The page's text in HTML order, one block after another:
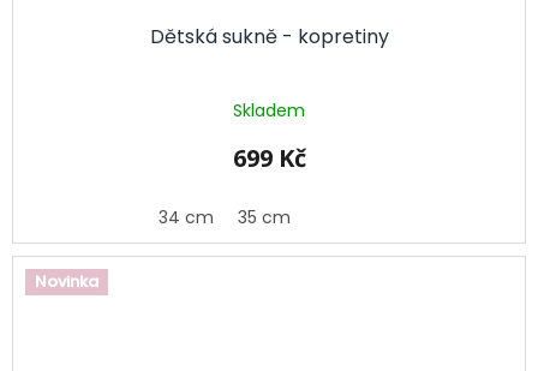
Dětská sukně - kopretiny
Skladem
699 Kč
34 cm 35 cm
Novinka